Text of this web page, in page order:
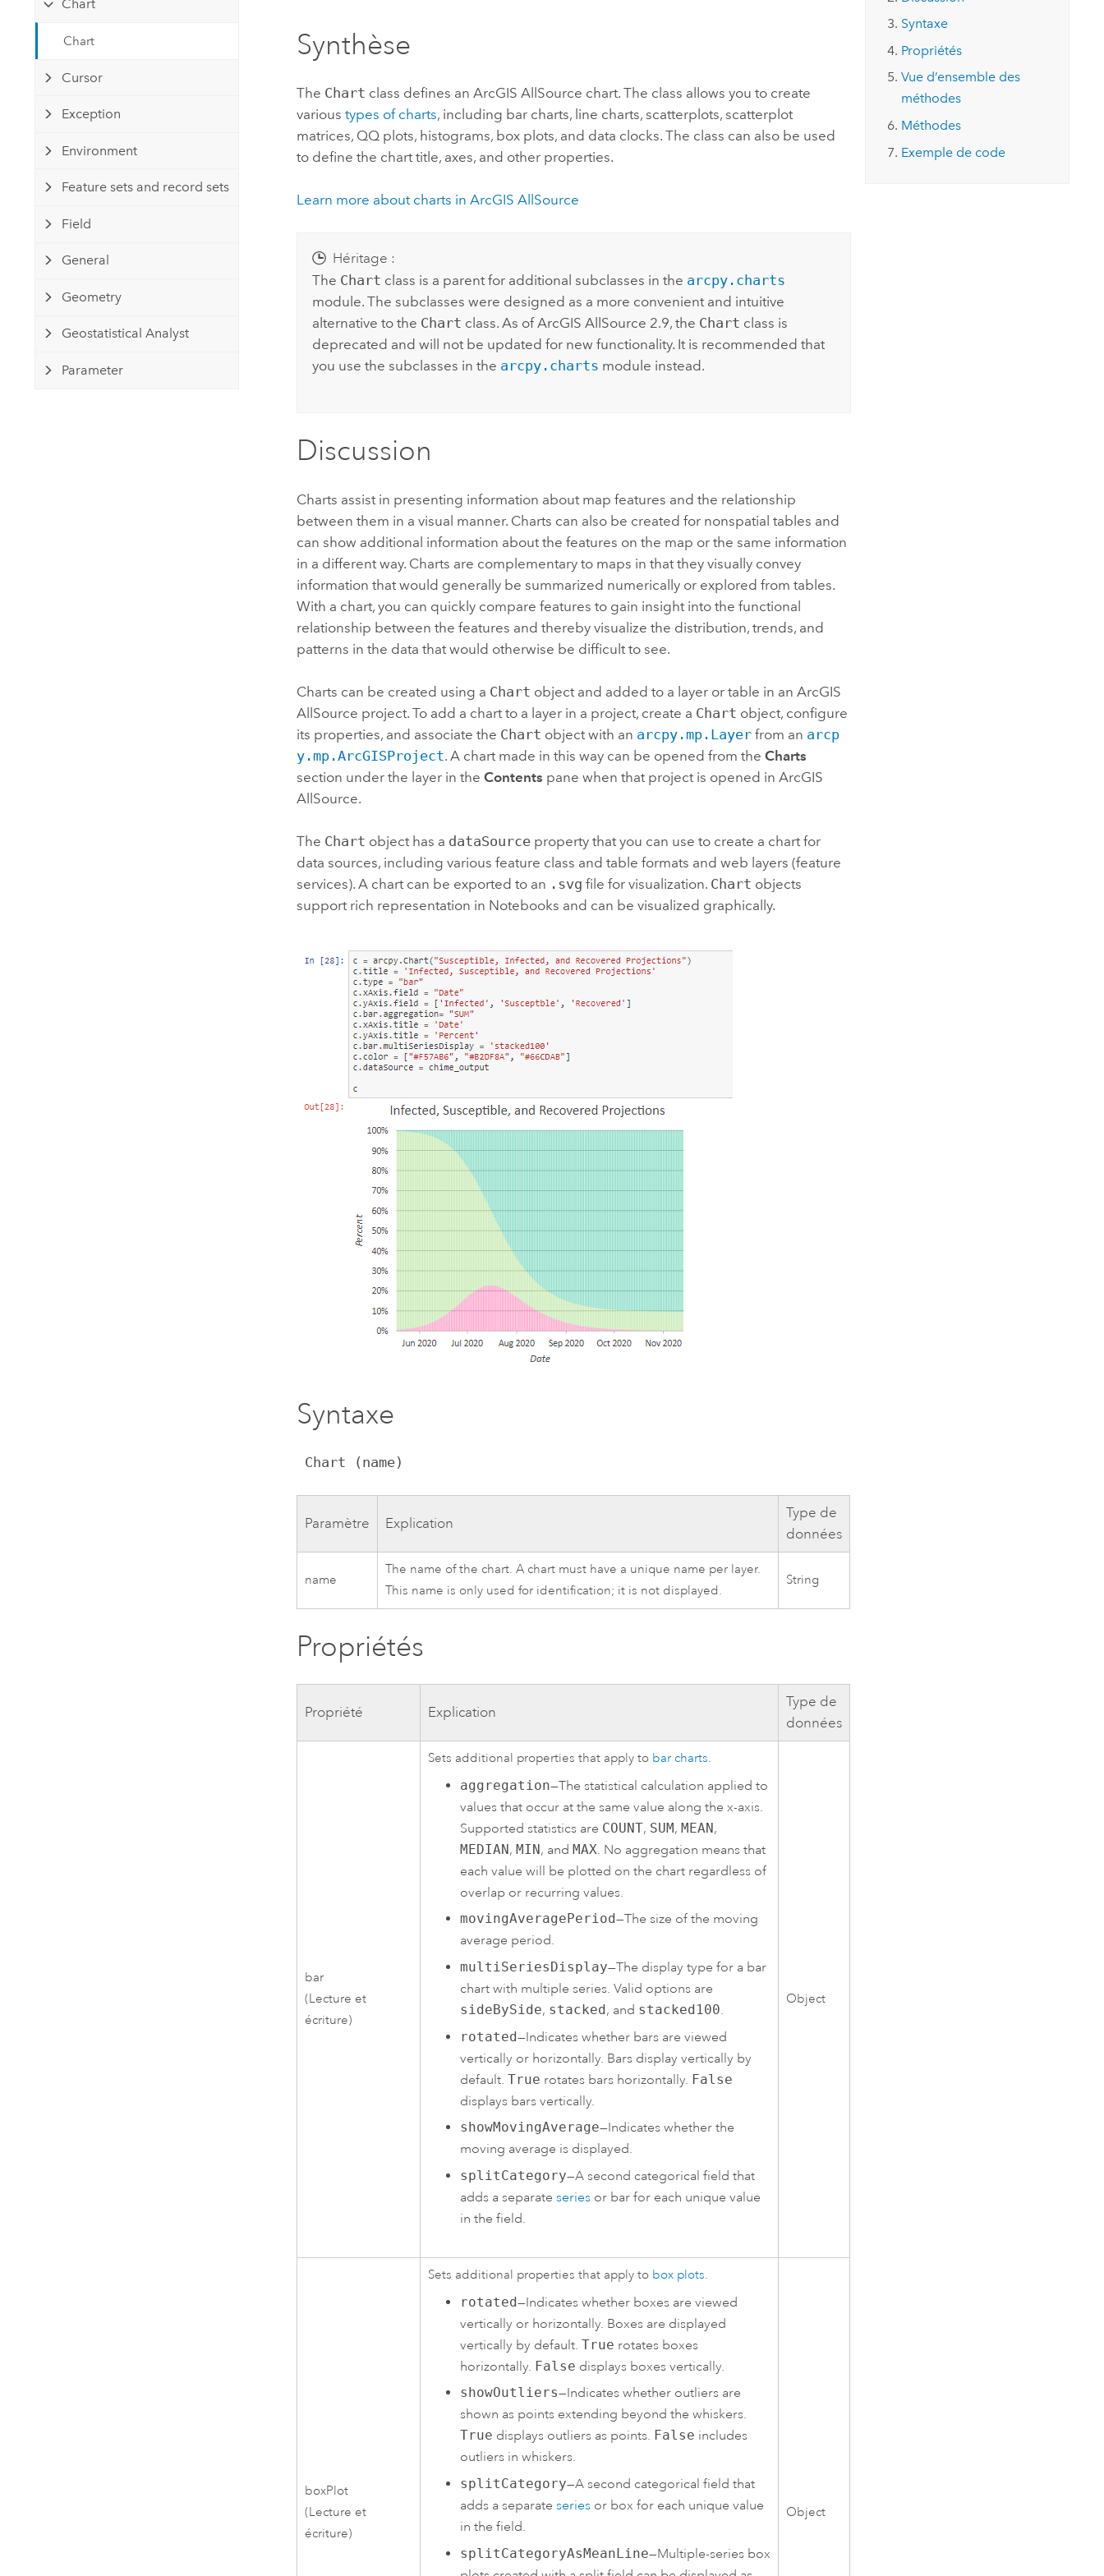
essai gratuit.
Découvrir ArcGIS Pro
Explorer ce cours
géospatial
Tous les récits
Lire le récit
Chart
Chart
Cursor
Exception
Environment
Feature sets and record sets
Field
General
Geometry
Geostatistical Analyst
Parameter
Synthèse
The Chart class defines anArcGIS AllSource chart. The class allows you to create
varioustypes of charts, including bar charts, line charts, scatterplots, scatterplot
matrices, QQ plots, histograms, box plots, and data clocks. The class can also be used
to define the chart title, axes, and other properties.
Learn more about charts inArcGIS AllSource
Héritage :
The Chart class is a parent for additional subclasses in the arcpy.charts
module. The subclasses were designed as a more convenient and intuitive
alternative to the Chart class. As ofArcGIS AllSource 2.9, the Chart class is
deprecated and will not be updated for new functionality. It is recommended that
you use the subclasses in the arcpy.charts module instead.
Discussion
Charts assist in presenting information about map features and the relationship
between them in a visual manner. Charts can also be created for nonspatial tables and
can show additional information about the features on the map or the same information
in a different way. Charts are complementary to maps in that they visually convey
information that would generally be summarized numerically or explored from tables.
With a chart, you can quickly compare features to gain insight into the functional
relationship between the features and thereby visualize the distribution, trends, and
patterns in the data that would otherwise be difficult to see.
Charts can be created using a Chart object and added to a layer or table in anArcGIS
AllSource project. To add a chart to a layer in a project, create a Chart object, configure
its properties, and associate the Chart object with an arcpy.mp.Layer from an arcp
y.mp.ArcGISProject. A chart made in this way can be opened from theCharts
section under the layer in theContents pane when that project is opened inArcGIS
AllSource.
The Chart object has a dataSource property that you can use to create a chart for
data sources, including various feature class and table formats and web layers (feature
services). A chart can be exported to an .svg file for visualization. Chart objects
support rich representation in Notebooks and can be visualized graphically.
Syntaxe
Chart (name)
Paramètre Explication
Type de
données
name
The name of the chart. A chart must have a unique name per layer.
This name is only used for identification; it is not displayed.
String
Propriétés
Propriété Explication
Type de
données
bar
(Lecture et
écriture)
Sets additional properties that apply to bar charts.
aggregation—The statistical calculation applied to
values that occur at the same value along the x-axis.
Supported statistics are COUNT, SUM, MEAN,
MEDIAN, MIN, and MAX. No aggregation means that
each value will be plotted on the chart regardless of
overlap or recurring values.
movingAveragePeriod—The size of the moving
average period.
multiSeriesDisplay—The display type for a bar
chart with multiple series. Valid options are
sideBySide, stacked, and stacked100.
rotated—Indicates whether bars are viewed
vertically or horizontally. Bars display vertically by
default. True rotates bars horizontally. False
displays bars vertically.
showMovingAverage—Indicates whether the
moving average is displayed.
splitCategory—A second categorical field that
adds a separate series or bar for each unique value
in the field.
Object
boxPlot
(Lecture et
écriture)
Sets additional properties that apply to box plots.
rotated—Indicates whether boxes are viewed
vertically or horizontally. Boxes are displayed
vertically by default. True rotates boxes
horizontally. False displays boxes vertically.
showOutliers—Indicates whether outliers are
shown as points extending beyond the whiskers.
True displays outliers as points. False includes
outliers in whiskers.
splitCategory—A second categorical field that
adds a separate series or box for each unique value
in the field.
splitCategoryAsMeanLine—Multiple-series box
Object
Syntaxe
Propriétés
Vue d’ensemble des
méthodes
Méthodes
Exemple de code